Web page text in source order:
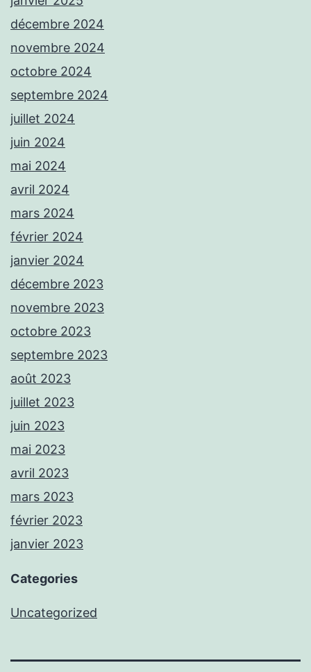
décembre 2024
novembre 2024
octobre 2024
septembre 2024
juillet 2024
juin 2024
mai 2024
avril 2024
mars 2024
février 2024
janvier 2024
décembre 2023
novembre 2023
octobre 2023
septembre 2023
août 2023
juillet 2023
juin 2023
mai 2023
avril 2023
mars 2023
février 2023
janvier 2023
Categories
Uncategorized